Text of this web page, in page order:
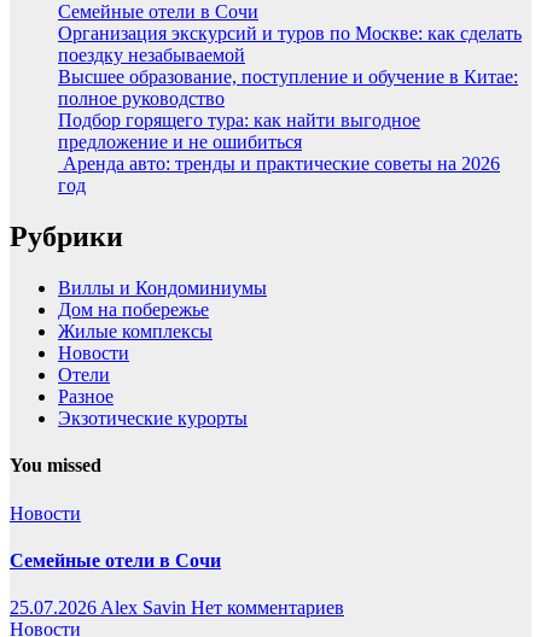
Семейные отели в Сочи
Организация экскурсий и туров по Москве: как сделать
поездку незабываемой
Высшее образование, поступление и обучение в Китае:
полное руководство
Подбор горящего тура: как найти выгодное
предложение и не ошибиться
Аренда авто: тренды и практические советы на 2026
год
Рубрики
Виллы и Кондоминиумы
Дом на побережье
Жилые комплексы
Новости
Отели
Разное
Экзотические курорты
You missed
Новости
Семейные отели в Сочи
25.07.2026 Alex Savin Нет комментариев
Новости